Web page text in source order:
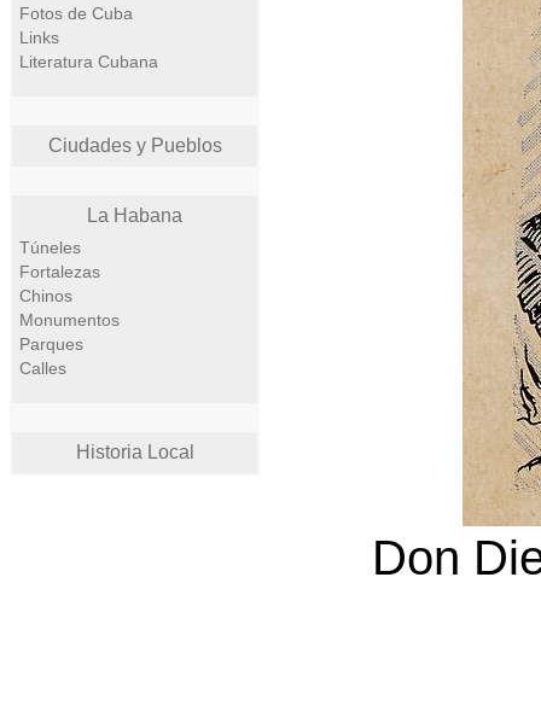
Fotos de Cuba
Links
Literatura Cubana
Ciudades y Pueblos
La Habana
Túneles
Fortalezas
Chinos
Monumentos
Parques
Calles
Historia Local
Don